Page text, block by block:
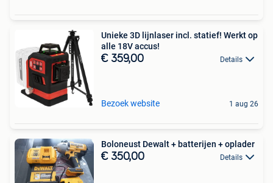
Unieke 3D lijnlaser incl. statief! Werkt op
alle 18V accus!
€ 359,00 Details
Bezoek website 1 aug 26
Boloneust Dewalt + batterijen + oplader
€ 350,00 Details